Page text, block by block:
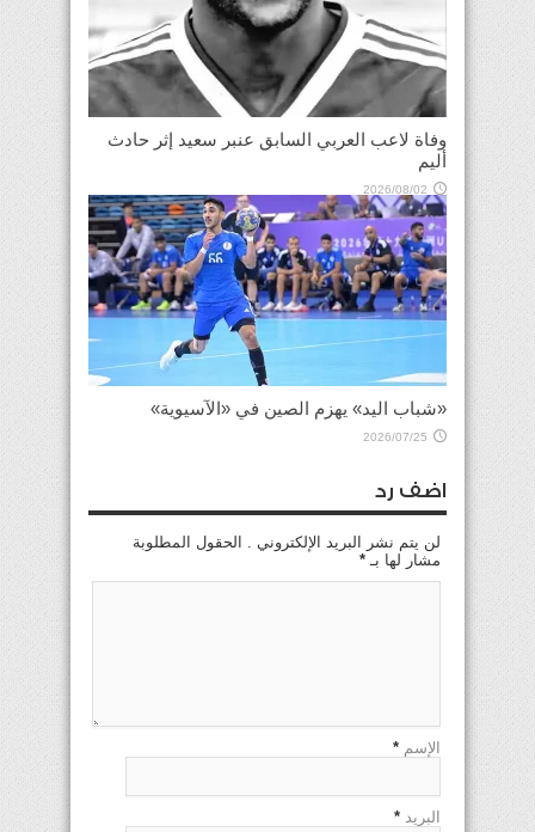
وفاة لاعب العربي السابق عنبر سعيد إثر حادث
أليم
2026/08/02
«شباب اليد» يهزم الصين في «الآسيوية»
2026/07/25
اضف رد
لن يتم نشر البريد الإلكتروني . الحقول المطلوبة
مشار لها بـ *
الإسم *
البريد *